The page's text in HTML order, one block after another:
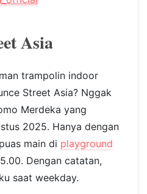
Asia
trampolin indoor
Street Asia? Nggak
Merdeka yang
2025. Hanya dengan
main di playground
Dengan catatan,
saat weekday.